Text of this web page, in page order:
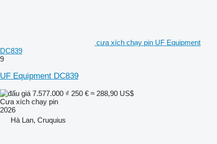
cưa xích chạy pin UF Equipment
DC839
9
UF Equipment DC839
7.577.000 ₫ 250 € ≈ 288,90 US$
Cưa xích chạy pin
2026
Hà Lan, Cruquius